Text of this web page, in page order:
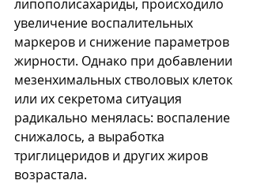
липополисахариды, происходило
увеличение воспалительных
маркеров и снижение параметров
жирности. Однако при добавлении
мезенхимальных стволовых клеток
или их секретома ситуация
радикально менялась: воспаление
снижалось, а выработка
триглицеридов и других жиров
возрастала.